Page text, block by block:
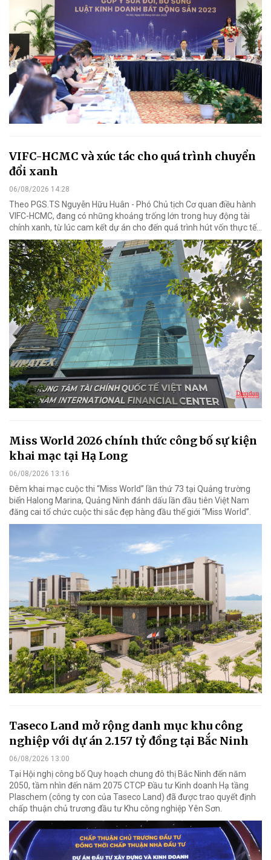
VIFC-HCMC và xúc tác cho quá trình chuyển
đổi xanh
06/08/2026 14:28
Theo PGS.TS Nguyễn Hữu Huân - Phó Chủ tịch Cơ quan điều hành
VIFC-HCMC, đang có những khoảng trống lớn trong huy động tài
chính xanh, từ lúc cam kết dự án cho đến quá trình hút vốn thực tế...
Miss World 2026 chính thức công bố sự kiện
khai mạc tại Hạ Long
06/08/2026 13:16
Đêm khai mạc cuộc thi “Miss World” lần thứ 73 tại Quảng trường
biển Halong Marina, Quảng Ninh đánh dấu lần đầu tiên Việt Nam
đăng cai tổ chức cuộc thi sắc đẹp hàng đầu thế giới “Miss World”.
Taseco Land mở rộng danh mục khu công
nghiệp với dự án 2.157 tỷ đồng tại Bắc Ninh
06/08/2026 13:00
Tại Hội nghị công bố Quy hoạch chung đô thị Bắc Ninh đến năm
2050, tầm nhìn đến năm 2075 CTCP Đầu tư Kinh doanh Hạ tầng
Plaschem (công ty con của Taseco Land) đã được trao quyết định
chấp thuận chủ trương đầu tư Khu công nghiệp Yên Sơn.